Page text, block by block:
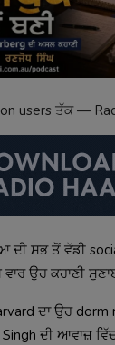
users ਤੱਕ —
ਸਭ ਤੋਂ ਵੱਡੀ
ਉਹ ਕਹਾਣੀ
ਦਾ ਉਹ
ਦੀ ਆਵਾਜ਼